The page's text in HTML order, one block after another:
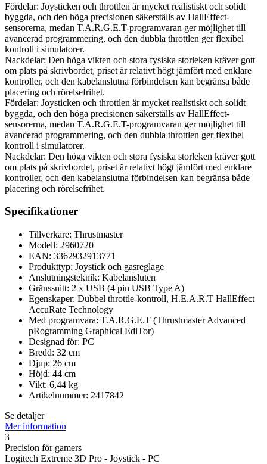
Fördelar: Joysticken och throttlen är mycket realistiskt och solidt
byggda, och den höga precisionen säkerställs av HallEffect-
sensorerna, medan T.A.R.G.E.T-programvaran ger möjlighet till
avancerad programmering, och den dubbla throttlen ger flexibel
kontroll i simulatorer.
Nackdelar: Den höga vikten och stora fysiska storleken kräver gott
om plats på skrivbordet, priset är relativt högt jämfört med enklare
kontroller, och den kabelanslutna förbindelsen kan begränsa både
placering och rörelsefrihet.
Fördelar: Joysticken och throttlen är mycket realistiskt och solidt
byggda, och den höga precisionen säkerställs av HallEffect-
sensorerna, medan T.A.R.G.E.T-programvaran ger möjlighet till
avancerad programmering, och den dubbla throttlen ger flexibel
kontroll i simulatorer.
Nackdelar: Den höga vikten och stora fysiska storleken kräver gott
om plats på skrivbordet, priset är relativt högt jämfört med enklare
kontroller, och den kabelanslutna förbindelsen kan begränsa både
placering och rörelsefrihet.
Specifikationer
Tillverkare: Thrustmaster
Modell: 2960720
EAN: 3362932913771
Produkttyp: Joystick och gasreglage
Anslutningsteknik: Kabelansluten
Gränssnitt: 2 x USB (4 pin USB Type A)
Egenskaper: Dubbel throttle-kontroll, H.E.A.R.T HallEffect
AccuRate Technology
Med programvara: T.A.R.G.E.T (Thrustmaster Advanced
pRogramming Graphical EdiTor)
Designad för: PC
Bredd: 32 cm
Djup: 26 cm
Höjd: 44 cm
Vikt: 6,44 kg
Artikelnummer: 2417842
Se detaljer
Mer information
3
Precision för gamers
Logitech Extreme 3D Pro - Joystick - PC